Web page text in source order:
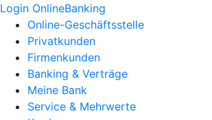
Login OnlineBanking
Online-Geschäftsstelle
Privatkunden
Firmenkunden
Banking & Verträge
Meine Bank
Service & Mehrwerte